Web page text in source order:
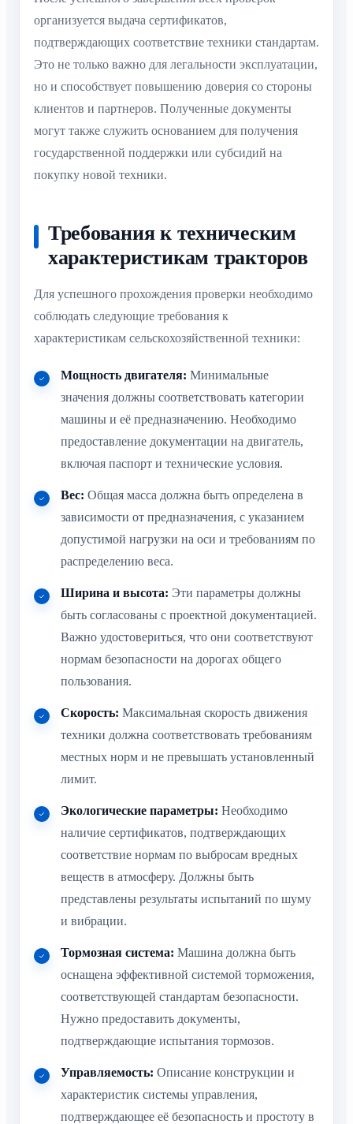
организуется выдача сертификатов,
подтверждающих соответствие техники стандартам.
Это не только важно для легальности эксплуатации,
но и способствует повышению доверия со стороны
клиентов и партнеров. Полученные документы
могут также служить основанием для получения
государственной поддержки или субсидий на
покупку новой техники.
Требования к техническим
характеристикам тракторов
Для успешного прохождения проверки необходимо
соблюдать следующие требования к
характеристикам сельскохозяйственной техники:
Мощность двигателя: Минимальные
значения должны соответствовать категории
машины и её предназначению. Необходимо
предоставление документации на двигатель,
включая паспорт и технические условия.
Вес: Общая масса должна быть определена в
зависимости от предназначения, с указанием
допустимой нагрузки на оси и требованиям по
распределению веса.
Ширина и высота: Эти параметры должны
быть согласованы с проектной документацией.
Важно удостовериться, что они соответствуют
нормам безопасности на дорогах общего
пользования.
Скорость: Максимальная скорость движения
техники должна соответствовать требованиям
местных норм и не превышать установленный
лимит.
Экологические параметры: Необходимо
наличие сертификатов, подтверждающих
соответствие нормам по выбросам вредных
веществ в атмосферу. Должны быть
представлены результаты испытаний по шуму
и вибрации.
Тормозная система: Машина должна быть
оснащена эффективной системой торможения,
соответствующей стандартам безопасности.
Нужно предоставить документы,
подтверждающие испытания тормозов.
Управляемость: Описание конструкции и
характеристик системы управления,
подтверждающее её безопасность и простоту в